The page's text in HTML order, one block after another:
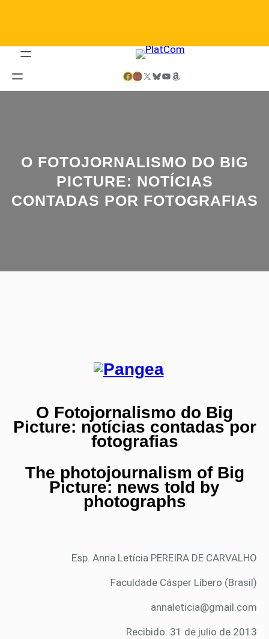
Facebook LinkedIn X Bluesky YouTube Amazon
O FOTOJORNALISMO DO BIG
PICTURE: NOTÍCIAS
CONTADAS POR FOTOGRAFIAS
O Fotojornalismo do Big
Picture: notícias contadas por
fotografias
The photojournalism of Big
Picture: news told by
photographs
Esp. Anna Letícia PEREIRA DE CARVALHO
Faculdade Cásper Líbero (Brasil)
annaleticia@gmail.com
Recibido: 31 de julio de 2013